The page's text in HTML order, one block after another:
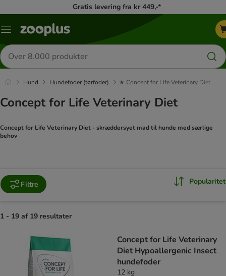
Gratis levering fra kr 449,-*
Menu
Søg
efter
produkter
Hund Hundefoder (tørfoder) ★ Concept for Life Veterinary Diet
Concept for Life Veterinary Diet
Concept for Life Veterinary Diet - skræddersyet mad til hunde med særlige
behov
Filtre Popularitet
1 - 19 af 19 resultater
Concept for Life Veterinary
Diet Hypoallergenic Insect
hundefoder
12 kg